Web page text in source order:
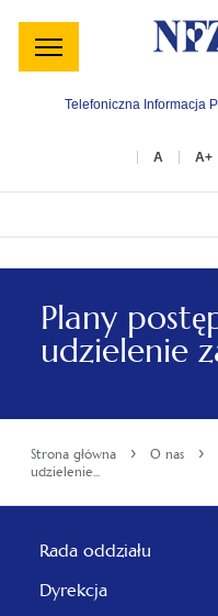
Telefoniczna Informacja
Plany
udzielenie
Strona główna › O nas ›
udzielenie...
Rada oddziału
Dyrekcja